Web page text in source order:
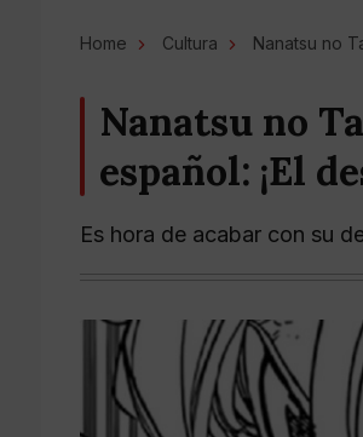
Home Cultura Nanatsu no
Nanatsu no
español: ¡El
Es hora de acabar con su